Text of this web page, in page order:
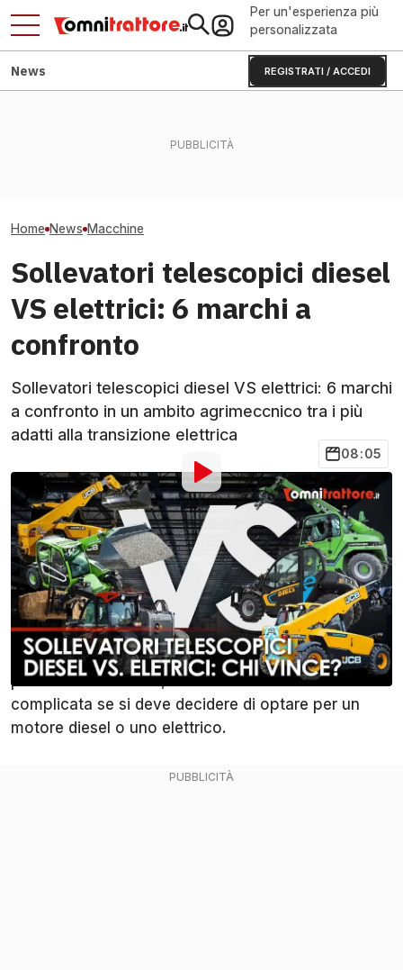
Per un'esperienza più
personalizzata
REGISTRATI / ACCEDI
News
Home News Macchine
Sollevatori telescopici diesel
VS elettrici: 6 marchi a
confronto
Sollevatori telescopici diesel VS elettrici: 6 marchi
a confronto in un ambito agrimeccnico tra i più
adatti alla transizione elettrica
08:05
Di:Redazione
24 Feb 2025alle10:00
Aggiungi OmniTrattore alle
fonti preferite su Google
Condividi
La scelta di un sollevatore telescopico, che non è
immediata visti i tanti modelli dei tanti brand
presenti sul mercato, diventa ulteriormente
complicata se si deve decidere di optare per un
motore diesel o uno elettrico.